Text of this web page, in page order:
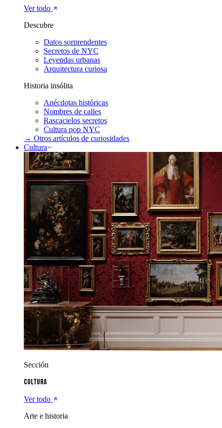
Ver todo
Descubre
Datos sorprendentes
Secretos de NYC
Leyendas urbanas
Arquitectura curiosa
Historia insólita
Anécdotas históricas
Nombres de calles
Rascacielos secretos
Cultura pop NYC
→ Otros artículos de curiosidades
Cultura
Sección
Cultura
Ver todo
Arte e historia